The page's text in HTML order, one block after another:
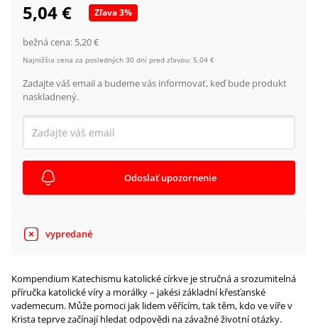
5,04 € Zľava3%
bežná cena: 5,20 €
Najnižšia cena za posledných 30 dní pred zľavou: 5,04 €
Zadajte váš email a budeme vás informovať, keď bude produkt
naskladnený.
Odoslať upozornenie
vypredané
Kompendium Katechismu katolické církve je stručná a srozumitelná
příručka katolické víry a morálky – jakési základní křesťanské
vademecum. Může pomoci jak lidem věřícím, tak těm, kdo ve víře v
Krista teprve začínají hledat odpovědi na závažné životní otázky.